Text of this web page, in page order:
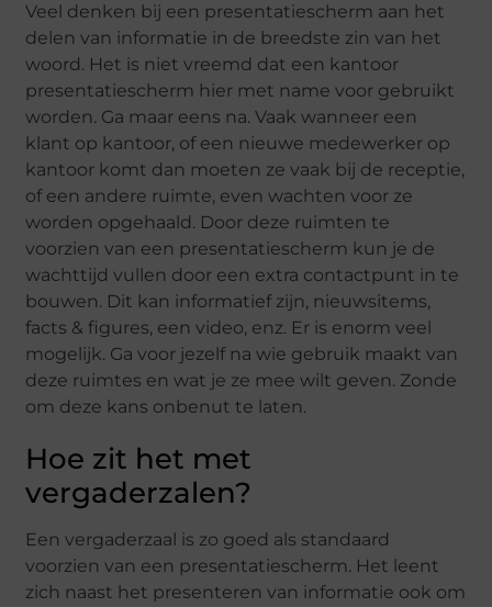
Veel denken bij een presentatiescherm aan het
delen van informatie in de breedste zin van het
woord. Het is niet vreemd dat een kantoor
presentatiescherm hier met name voor gebruikt
worden. Ga maar eens na. Vaak wanneer een
klant op kantoor, of een nieuwe medewerker op
kantoor komt dan moeten ze vaak bij de receptie,
of een andere ruimte, even wachten voor ze
worden opgehaald. Door deze ruimten te
voorzien van een presentatiescherm kun je de
wachttijd vullen door een extra contactpunt in te
bouwen. Dit kan informatief zijn, nieuwsitems,
facts & figures, een video, enz. Er is enorm veel
mogelijk. Ga voor jezelf na wie gebruik maakt van
deze ruimtes en wat je ze mee wilt geven. Zonde
om deze kans onbenut te laten.
Hoe zit het met
vergaderzalen?
Een vergaderzaal is zo goed als standaard
voorzien van een presentatiescherm. Het leent
zich naast het presenteren van informatie ook om